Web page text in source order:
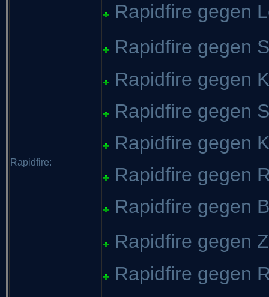
Rapidfire:
Rapidfire gegen
Rapidfire gegen
Rapidfire gegen
Rapidfire gegen
Rapidfire gegen
Rapidfire gegen
Rapidfire gegen
Rapidfire gegen
Rapidfire gegen